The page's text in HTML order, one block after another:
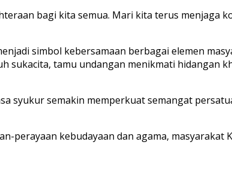
bagi kita semua. Mari kita terus menjaga
simbol kebersamaan berbagai elemen
sukacita, tamu undangan menikmati hidangan
syukur semakin memperkuat semangat
perayaan kebudayaan dan agama,